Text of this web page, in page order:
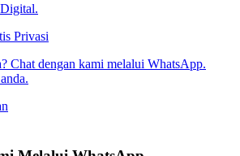
Privasi
Chat dengan kami melalui WhatsApp.